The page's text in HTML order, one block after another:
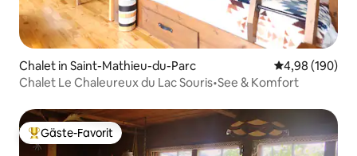
Chalet in Saint-Mathieu-du-Parc
4,98 (190)
Chalet Le Chaleureux du Lac Souris•See & Komfort
Beliebter Gäste-Favorit.
Gäste-Favorit